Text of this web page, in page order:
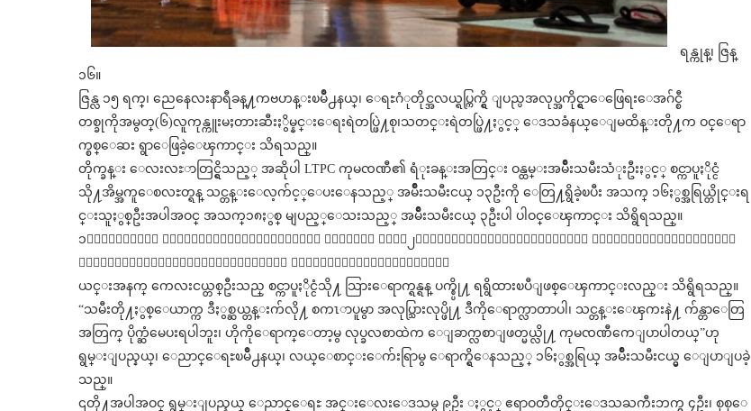
ရန္ကုန္၊ ဇြန္
၁၆။
ဇြန္လ ၁၅ ရက္၊ ညေနေလးနာရီခန္႔ကဗဟန္းၿမိဳ႕နယ္၊ ေရႊဂံုတိုင္အလယ္ရပ္ကြက္ရွိ ျပည္ပအလုပ္အကိုင္ရွာေဖြေရးေအဂ်င္စီ
တစ္ခုကိုအမွတ္(၆)လူကုန္ကူးမႈတားဆီးႏွိမ္နင္းေရးရဲတပ္ဖြဲ႔စု၊သတင္းရဲတပ္ဖြဲ႔ႏွင့္ ေဒသခံနယ္ေျမထိန္းတို႔က ဝင္ေရာ
က္စစ္ေဆး ရွာေဖြခဲ့ေၾကာင္း သိရသည္။
တိုက္ခန္း ေလးလႊာတြင္ရွိသည့္ အဆိုပါ LTPC ကုမၸဏီ၏ ရံုးခန္းအတြင္း ဝန္ထမ္းအမ်ိဳးသမီးသံုးဦးႏွင့္ စင္ကာပူႏိုင္ငံ
သို႔အိမ္အကူေစလႊတ္ရန္ သင္တန္းေလ့က်င့္ေပးေနသည့္ အမ်ိဳးသမီးငယ္ ၁၃ဦးကို ေတြ႔ရွိခဲ့ၿပီး အသက္ ၁၆ႏွစ္အရြယ္တိုင္းရ
င္းသူႏွစ္ဦးအပါအဝင္ အသက္၁၈ႏွစ္ မျပည့္ေသးသည့္ အမ်ိဳးသမီးငယ္ ၃ဦးပါ ပါဝင္ေၾကာင္း သိရွိရသည္။
၁၆ႏွစ္အရြယ္ မိန္းကေလးငယ္ႏွစ္ဦးကို ကုမၸဏီက အသက္၂၄ႏွစ္ျပည့္ၿပီျဖစ္ေၾကာင္း လက္မွတ္လိမ္လည္ထိုးေစ
ခဲ့ေၾကာင္းယင္းကေလးငယ္ႏွစ္ဦး၏ ေျပာျပခ်က္အရသိရွိရသည္။
ယင္းအနက္ ကေလးငယ္တစ္ဦးသည္ စင္ကာပူႏိုင္ငံသို႔ သြားေရာက္ရန္ရန္ ပက္စ္ပို႔ ရရွိထားၿပီျဖစ္ေၾကာင္းလည္း သိရွိရသည္။
“သမီးတို႔ႏွစ္ေယာက္က ဒီႏွစ္ဆယ္တန္းက်လို႔ စကၤာပူမွာ အလုပ္သြားလုပ္ဖို႔ ဒီကိုေရာက္လာတာပါ၊ သင္တန္းေၾကးနဲ႔ က်န္တာေတြ
အတြက္ ပိုက္ဆံမေပးရပါဘူး၊ ဟိုကိုေရာက္ေတာ့မွ လုပ္ခလစာထဲက ေျခာက္လစာျဖတ္မယ္လို႔ ကုမၸဏီကေျပာပါတယ္”ဟု
ရွမ္းျပည္နယ္၊ ေညာင္ေရႊၿမိဳ႕နယ္၊ လယ္ေစာင္းေက်းရြာမွ ေရာက္ရွိေနသည့္ ၁၆ႏွစ္အရြယ္ အမ်ိဳးသမီးငယ္မွ ေျပာျပခဲ့
သည္။
၎တို႔အပါအဝင္ ရွမ္းျပည္နယ္ ေညာင္ေရႊ အင္းေလးေဒသမွ ၉ဦး ႏွင့္ ဧရာဝတီတိုင္းေဒသႀကီးဘက္မွ ၄ဦး၊ စုစုေ